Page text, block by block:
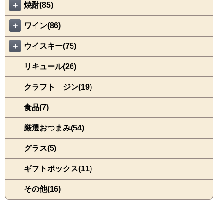
＋ 焼酎(85)
＋ ワイン(86)
＋ ウイスキー(75)
リキュール(26)
クラフト ジン(19)
食品(7)
厳選おつまみ(54)
グラス(5)
ギフトボックス(11)
その他(16)